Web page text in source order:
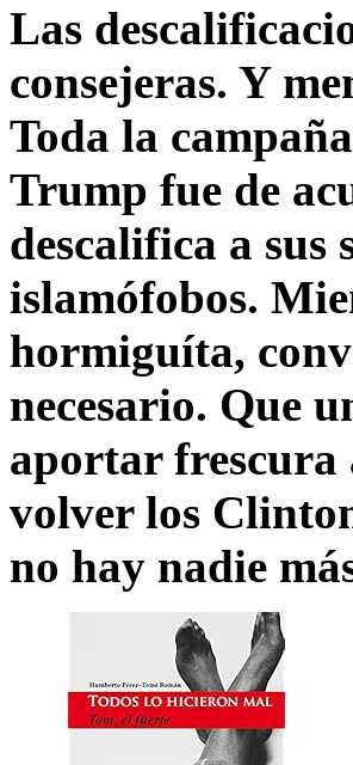
Las
consejeras. Y
Toda la
Trump fue de
descalifica a sus
islamófobos.
hormiguíta,
necesario. Que
aportar frescura
volver los
no hay nadie